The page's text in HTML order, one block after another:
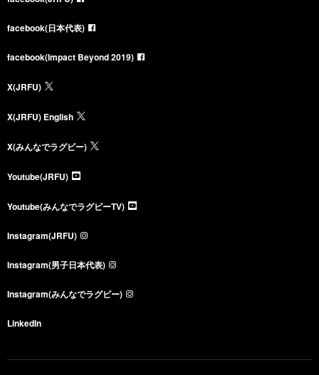
facebook(日本代表)
facebook(Impact Beyond 2019)
X(JRFU)
X(JRFU) English
X(みんなでラグビー)
Youtube(JRFU)
Youtube(みんなでラグビーTV)
Instagram(JRFU)
Instagram(男子日本代表)
Instagram(みんなでラグビー)
LinkedIn